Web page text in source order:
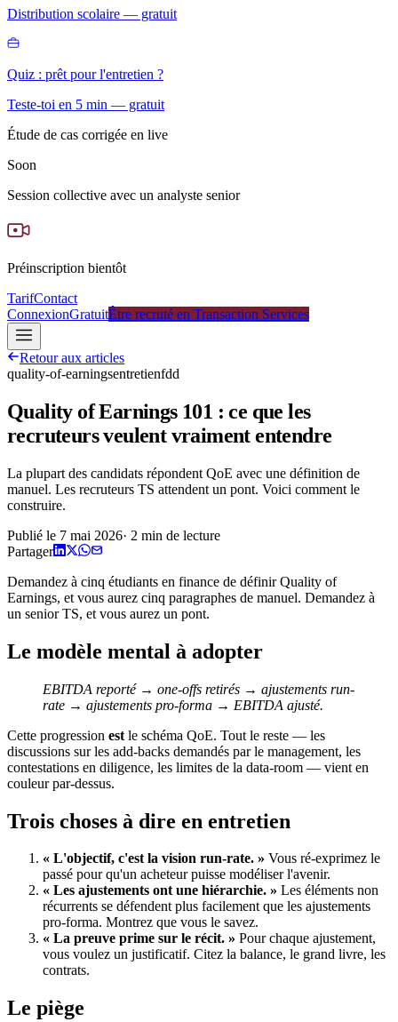
Distribution scolaire — gratuit
Quiz : prêt pour l'entretien ?
Teste-toi en 5 min — gratuit
Étude de cas corrigée en live
Soon
Session collective avec un analyste senior
Préinscription bientôt
TarifContact
ConnexionGratuitÊtre recruté en Transaction Services
Retour aux articles
quality-of-earningsentretienfdd
Quality of Earnings 101 : ce que les
recruteurs veulent vraiment entendre
La plupart des candidats répondent QoE avec une définition de
manuel. Les recruteurs TS attendent un pont. Voici comment le
construire.
Publié le 7 mai 2026· 2 min de lecture
Partager
Demandez à cinq étudiants en finance de définir Quality of
Earnings, et vous aurez cinq paragraphes de manuel. Demandez à
un senior TS, et vous aurez un pont.
Le modèle mental à adopter
EBITDA reporté → one-offs retirés → ajustements run-
rate → ajustements pro-forma → EBITDA ajusté.
Cette progression est le schéma QoE. Tout le reste — les
discussions sur les add-backs demandés par le management, les
contestations en diligence, les limites de la data-room — vient en
couleur par-dessus.
Trois choses à dire en entretien
« L'objectif, c'est la vision run-rate. » Vous ré-exprimez le
passé pour qu'un acheteur puisse modéliser l'avenir.
« Les ajustements ont une hiérarchie. » Les éléments non
récurrents se défendent plus facilement que les ajustements
pro-forma. Montrez que vous le savez.
« La preuve prime sur le récit. » Pour chaque ajustement,
vous voulez un justificatif. Citez la balance, le grand livre, les
contrats.
Le piège